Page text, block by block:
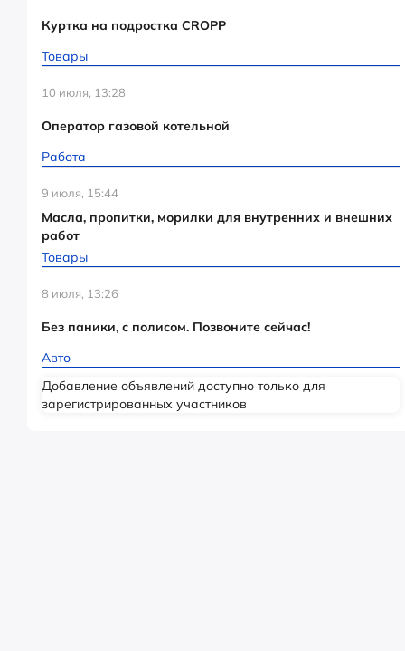
Куртка на подростка CROPP
Товары
10 июля, 13:28
Оператор газовой котельной
Работа
9 июля, 15:44
Масла, пропитки, морилки для внутренних и внешних
работ
Товары
8 июля, 13:26
Без паники, с полисом. Позвоните сейчас!
Авто
Добавление объявлений доступно только для
зарегистрированных участников